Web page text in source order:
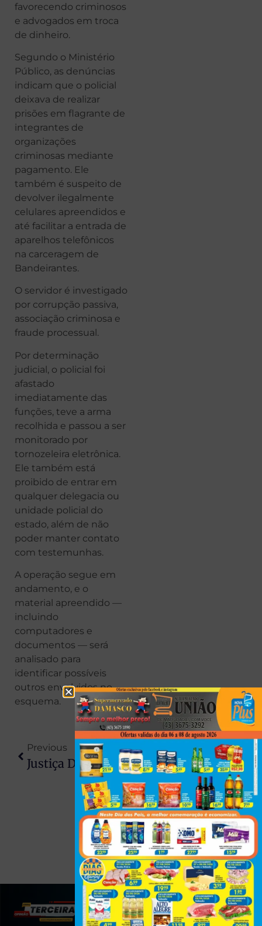
favorecendo criminosos
e advogados em troca
de dinheiro.
Segundo o Ministério
Público, as denúncias
indicam que o policial
deixava de realizar
prisões em flagrante de
integrantes de
organizações
criminosas mediante
pagamento. Ele
também é suspeito de
devolver ilegalmente
celulares apreendidos e
até facilitar a entrada de
aparelhos telefônicos
na carceragem de
Bandeirantes.
O servidor é investigado
por corrupção passiva,
associação criminosa e
fraude processual.
Por determinação
judicial, o policial foi
afastado
imediatamente das
funções, teve a arma
recolhida e passou a ser
monitorado por
tornozeleira eletrônica.
Ele também está
proibido de entrar em
qualquer delegacia ou
unidade policial do
estado, além de não
poder manter contato
com testemunhas.
A operação segue em
andamento, e o
material apreendido —
incluindo
computadores e
documentos — será
analisado para
identificar possíveis
outros envolvidos no
esquema.
Previous
Justiça Decreta Prisão Preventiva De MC Ryan SP, Poze E Outros Investigados
Next
Menina Morre Ao Cair De Cavalo Em Acampamento Para Competição Esportiva No PR
(43) 991545950